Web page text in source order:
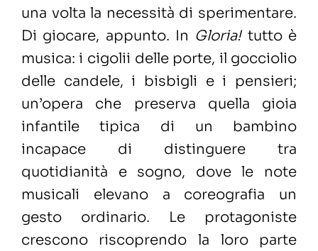
una volta la necessità di sperimentare.
Di giocare, appunto. In Gloria!tutto è
musica: i cigolii delle porte, il gocciolio
delle candele, i bisbigli e i pensieri;
un’opera che preserva quella gioia
infantile tipica di un bambino
incapace di distinguere tra
quotidianità e sogno, dove le note
musicali elevano a coreografia un
gesto ordinario. Le protagoniste
crescono riscoprendo la loro parte